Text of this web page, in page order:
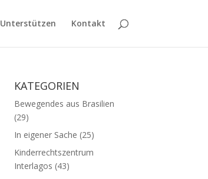
Unterstützen Kontakt
KATEGORIEN
Bewegendes aus Brasilien
(29)
In eigener Sache (25)
Kinderrechtszentrum
Interlagos (43)